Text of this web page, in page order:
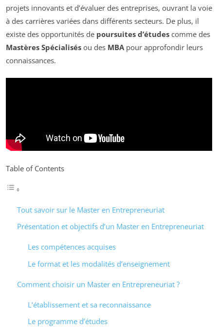
projets innovants et d’évaluer des entreprises, ouvrant la voie
à des carrières variées dans différents secteurs. De plus, il
existe des opportunités de poursuites d’études comme des
Mastères Spécialisés ou des MBA pour approfondir leurs
connaissances.
Table of Contents
Tout savoir sur le Master en Entrepreneuriat
Présentation et objectifs d’un Master en Entrepreneuriat
Les compétences acquises
Le format et les modalités d’enseignement
Comment choisir un Master en Entrepreneuriat ?
L’établissement et sa reconnaissance
Le programme d’études